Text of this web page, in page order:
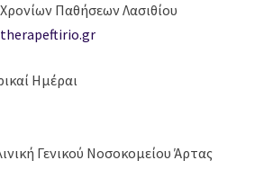
Παθήσεων Λασιθίου
Ημέραι
Γενικού Νοσοκομείου Άρτας